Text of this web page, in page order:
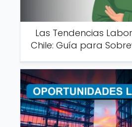
Las Tendencias
Chile: Guía para